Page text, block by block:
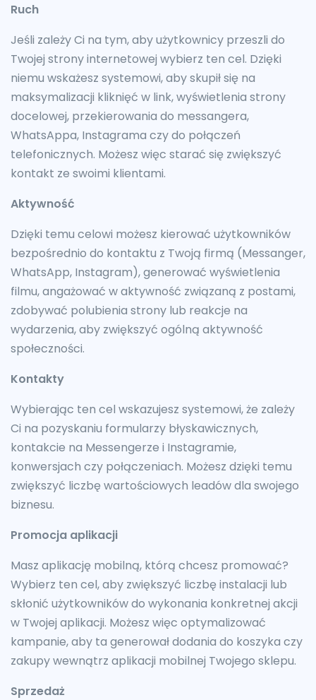
Ruch
Jeśli zależy Ci na tym, aby użytkownicy przeszli do
Twojej strony internetowej wybierz ten cel. Dzięki
niemu wskażesz systemowi, aby skupił się na
maksymalizacji kliknięć w link, wyświetlenia strony
docelowej, przekierowania do messangera,
WhatsAppa, Instagrama czy do połączeń
telefonicznych. Możesz więc starać się zwiększyć
kontakt ze swoimi klientami.
Aktywność
Dzięki temu celowi możesz kierować użytkowników
bezpośrednio do kontaktu z Twoją firmą (Messanger,
WhatsApp, Instagram), generować wyświetlenia
filmu, angażować w aktywność związaną z postami,
zdobywać polubienia strony lub reakcje na
wydarzenia, aby zwiększyć ogólną aktywność
społeczności.
Kontakty
Wybierając ten cel wskazujesz systemowi, że zależy
Ci na pozyskaniu formularzy błyskawicznych,
kontakcie na Messengerze i Instagramie,
konwersjach czy połączeniach. Możesz dzięki temu
zwiększyć liczbę wartościowych leadów dla swojego
biznesu.
Promocja aplikacji
Masz aplikację mobilną, którą chcesz promować?
Wybierz ten cel, aby zwiększyć liczbę instalacji lub
skłonić użytkowników do wykonania konkretnej akcji
w Twojej aplikacji. Możesz więc optymalizować
kampanie, aby ta generował dodania do koszyka czy
zakupy wewnątrz aplikacji mobilnej Twojego sklepu.
Sprzedaż